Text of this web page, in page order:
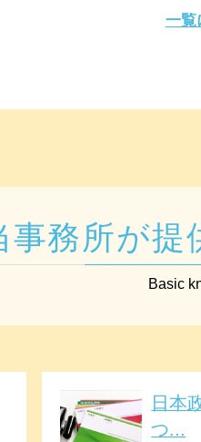
一覧
事務所が提
Basic
日本
つ...